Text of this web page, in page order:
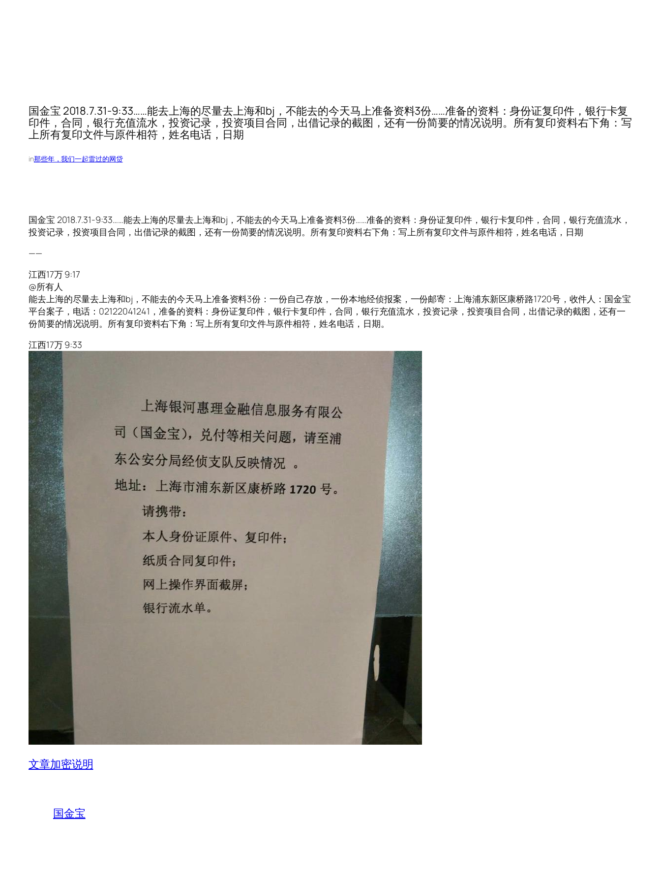
国金宝 2018.7.31-9:33……能去上海的尽量去上海和bj，不能去的今天马上准备资料3份……准备的资料：身份证复印件，银行卡复
印件，合同，银行充值流水，投资记录，投资项目合同，出借记录的截图，还有一份简要的情况说明。所有复印资料右下角：写
上所有复印文件与原件相符，姓名电话，日期
in那些年，我们一起雷过的网贷
国金宝 2018.7.31-9:33……能去上海的尽量去上海和bj，不能去的今天马上准备资料3份……准备的资料：身份证复印件，银行卡复印件，合同，银行充值流水，
投资记录，投资项目合同，出借记录的截图，还有一份简要的情况说明。所有复印资料右下角：写上所有复印文件与原件相符，姓名电话，日期
——
江西17万 9:17
@所有人
能去上海的尽量去上海和bj，不能去的今天马上准备资料3份：一份自己存放，一份本地经侦报案，一份邮寄：上海浦东新区康桥路1720号，收件人：国金宝
平台案子，电话：02122041241，准备的资料：身份证复印件，银行卡复印件，合同，银行充值流水，投资记录，投资项目合同，出借记录的截图，还有一
份简要的情况说明。所有复印资料右下角：写上所有复印文件与原件相符，姓名电话，日期。
江西17万 9:33
文章加密说明
国金宝